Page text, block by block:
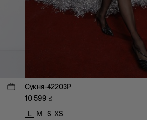
Сукня-42203P
10 599 ₴
L
M S XS